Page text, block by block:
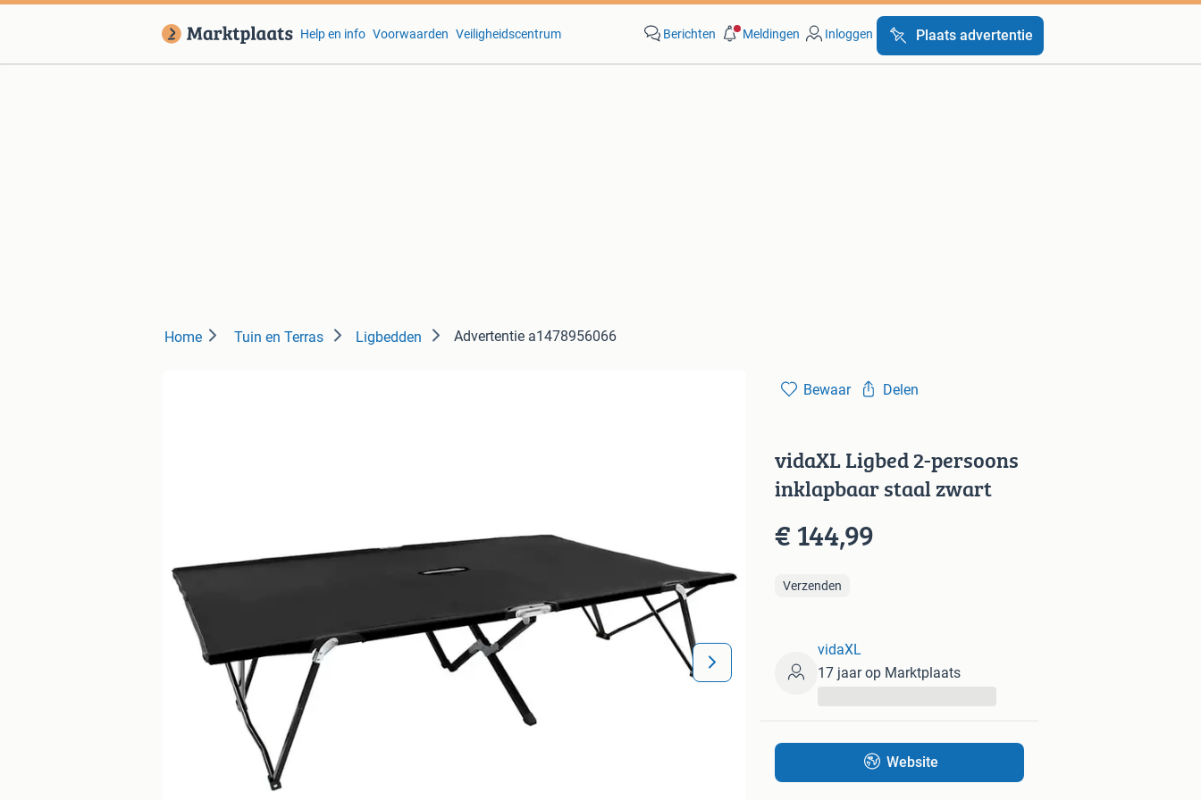
Help en info Voorwaarden Veiligheidscentrum Berichten Meldingen Inloggen Plaats advertentie
Home Tuin en Terras Ligbedden Advertentie a1478956066
Bewaar Delen
vidaXL Ligbed 2-persoons
inklapbaar staal zwart
€ 144,99
Verzenden
vidaXL
17 jaar op Marktplaats
Website